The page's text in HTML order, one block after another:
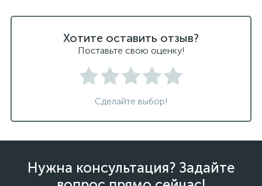
Хотите оставить отзыв?
Поставьте свою оценку!
Сделайте выбор!
Нужна консультация? Задайте